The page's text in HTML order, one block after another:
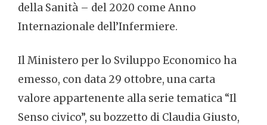
della Sanità – del 2020 come Anno
Internazionale dell’Infermiere.
Il Ministero per lo Sviluppo Economico ha
emesso, con data 29 ottobre, una carta
valore appartenente alla serie tematica “Il
Senso civico”, su bozzetto di Claudia Giusto,